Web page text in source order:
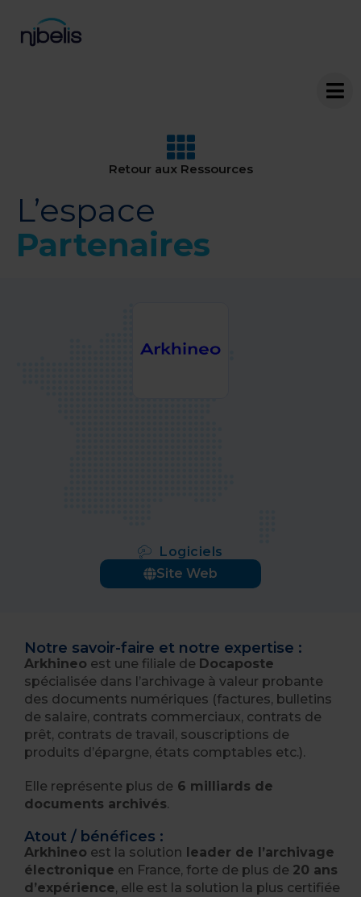
L’espace
Partenaires
Retour aux Ressources
Logiciels
Site Web
Notre savoir-faire et notre expertise :
Arkhineo est une filiale de Docaposte
spécialisée dans l’archivage à valeur probante
des documents numériques (factures, bulletins
de salaire, contrats commerciaux, contrats de
prêt, contrats de travail, souscriptions de
produits d’épargne, états comptables etc.).
Elle représente plus de 6 milliards de
documents archivés.
Atout / bénéfices :
Arkhineo est la solution leader de l’archivage
électronique en France, forte de plus de 20 ans
d’expérience, elle est la solution la plus certifiée